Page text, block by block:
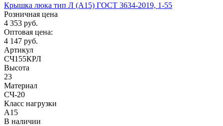
Крышка люка тип Л (А15) ГОСТ 3634-2019, 1-55
Розничная цена
4 353 руб.
Оптовая цена:
4 147 руб.
Артикул
СЧ155КРЛ
Высота
23
Материал
СЧ-20
Класс нагрузки
A15
В наличии